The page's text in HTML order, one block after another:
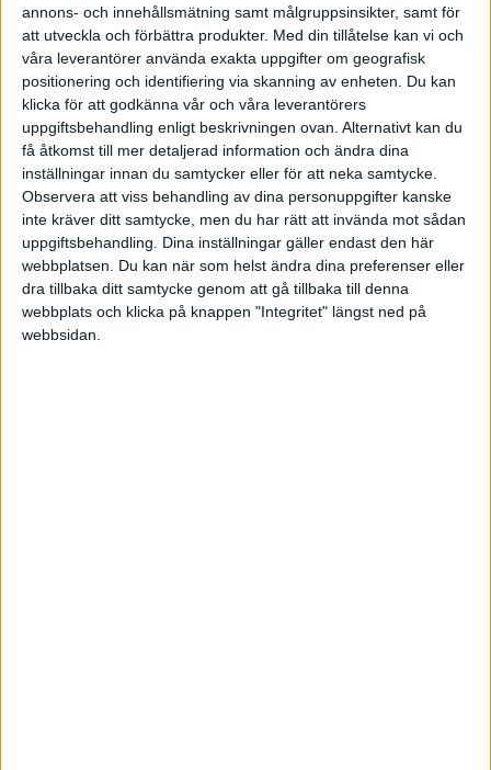
annons- och innehållsmätning samt målgruppsinsikter, samt för
att utveckla och förbättra produkter. Med din tillåtelse kan vi och
våra leverantörer använda exakta uppgifter om geografisk
positionering och identifiering via skanning av enheten. Du kan
klicka för att godkänna vår och våra leverantörers
uppgiftsbehandling enligt beskrivningen ovan. Alternativt kan du
få åtkomst till mer detaljerad information och ändra dina
inställningar innan du samtycker eller för att neka samtycke.
Observera att viss behandling av dina personuppgifter kanske
inte kräver ditt samtycke, men du har rätt att invända mot sådan
uppgiftsbehandling. Dina inställningar gäller endast den här
webbplatsen. Du kan när som helst ändra dina preferenser eller
dra tillbaka ditt samtycke genom att gå tillbaka till denna
webbplats och klicka på knappen "Integritet" längst ned på
webbsidan.
Den goda nyheten? Det finns mycket du kan göra åt
företagets churn rate, bortom rabatter eller desperata
"stanna kvar"-kampanjer. Ofta handlar det om betydligt
mindre saker än man tror – men som gör stor skillnad.
Här är 19 konkretasätt att minska churnoch få
kunderna att stanna längre:
Ring upp nya kunder efter 30 dagar.Bara för
att fråga hur det går. Det skapar enorm goodwill.
Mät NPS regelbundet.NPS, ellerNet Promoter
Score, är en enkel metod där du frågar kunden
hur sannolikt det är att de skulle rekommendera